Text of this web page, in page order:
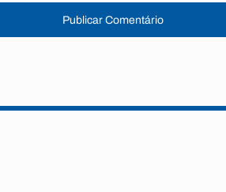
Publicar Comentário